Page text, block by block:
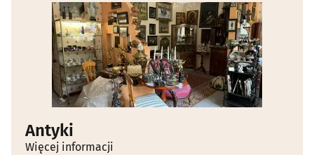
Antyki
Więcej informacji